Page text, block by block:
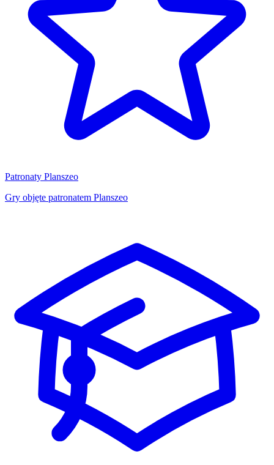
Patronaty Planszeo
Gry objęte patronatem Planszeo